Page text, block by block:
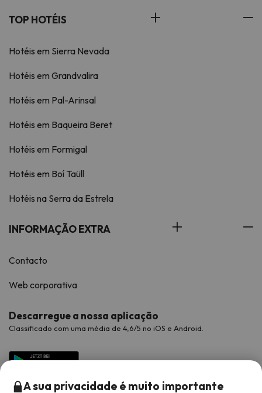
TOP HOTÉIS
Hotéis em Sierra Nevada
Hotéis em Grandvalira
Hotéis em Pal-Arinsal
Hotéis em Baqueira Beret
Hotéis em Formigal
Hotéis em Boí Taüll
Hotéis na Serra da Estrela
INFORMAÇÃO EXTRA
Contacto
Web corporativa
Descarregue a nossa aplicação
Classificado com uma média de 4,6/5 no iOS e Android.
A sua privacidade é muito importante